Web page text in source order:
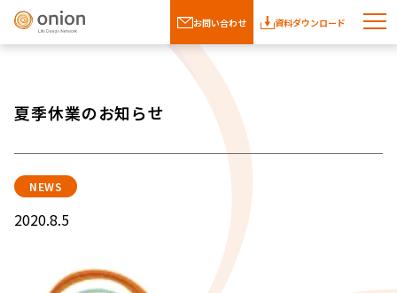
お問い合わせ 資料ダウンロード
夏季休業のお知らせ
NEWS
2020.8.5